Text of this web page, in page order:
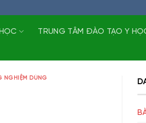
TRUNG TÂM ĐÀO TẠO Y
NGHIỆM DÙNG